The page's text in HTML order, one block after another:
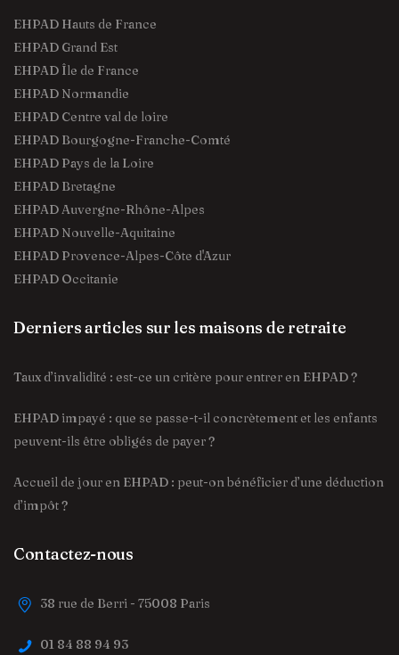
EHPAD Hauts de France
EHPAD Grand Est
EHPAD Île de France
EHPAD Normandie
EHPAD Centre val de loire
EHPAD Bourgogne-Franche-Comté
EHPAD Pays de la Loire
EHPAD Bretagne
EHPAD Auvergne-Rhône-Alpes
EHPAD Nouvelle-Aquitaine
EHPAD Provence-Alpes-Côte d'Azur
EHPAD Occitanie
Derniers articles sur les maisons de retraite
Taux d’invalidité : est-ce un critère pour entrer en EHPAD ?
EHPAD impayé : que se passe-t-il concrètement et les enfants
peuvent-ils être obligés de payer ?
Accueil de jour en EHPAD : peut-on bénéficier d’une déduction
d’impôt ?
Contactez-nous
38 rue de Berri - 75008 Paris
01 84 88 94 93